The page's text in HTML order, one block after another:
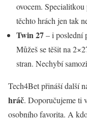
ovocem.
těchto hrách jen tak
Twin 27– i poslední
Můžeš se těšit na
stran. Nechybí
Tech4Bet přináší další
hráč. Doporučujeme ti
osobního favorita. A